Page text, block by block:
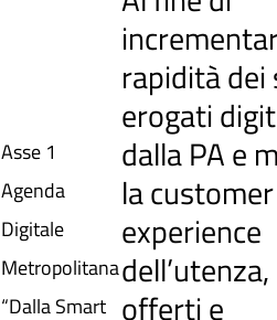
Asse 1
Agenda
Digitale
Metropolitana
“Dalla Smart
rapidità dei
erogati
dalla PA e
la customer
experience
offerti e